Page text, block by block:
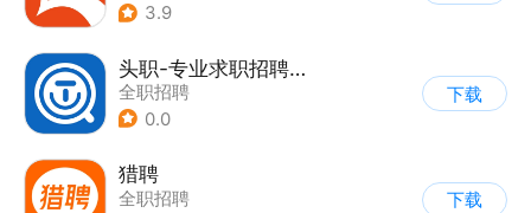
3.9
头职-专业求职招聘平台
全职招聘
0.0
下载
猎聘
全职招聘
下载